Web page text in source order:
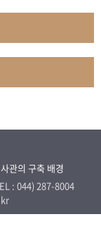
관의 구축 배경
: 044) 287-8004